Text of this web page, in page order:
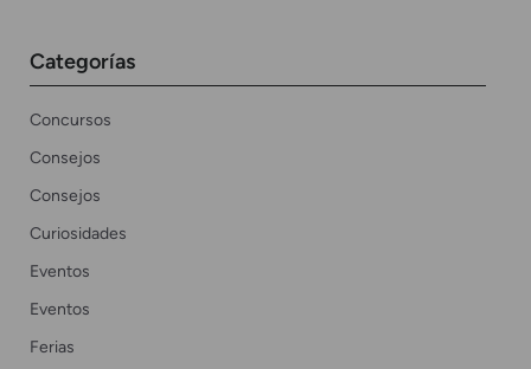
Categorías
Concursos
Consejos
Consejos
Curiosidades
Eventos
Eventos
Ferias